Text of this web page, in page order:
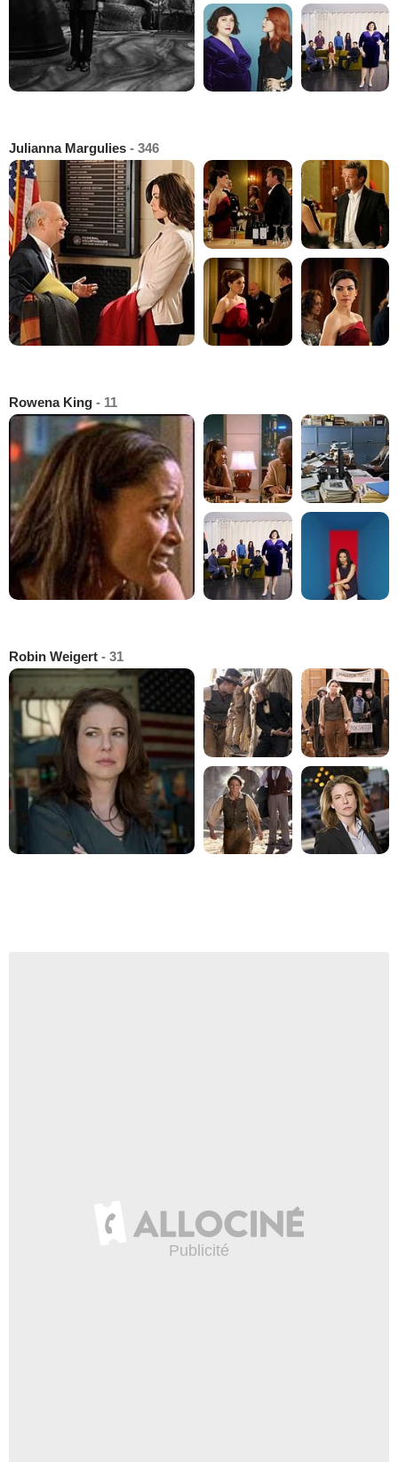
Julianna Margulies - 346
Rowena King - 11
Robin Weigert - 31